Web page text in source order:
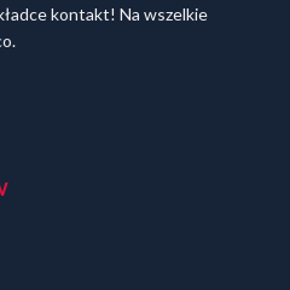
kontakt! Na wszelkie